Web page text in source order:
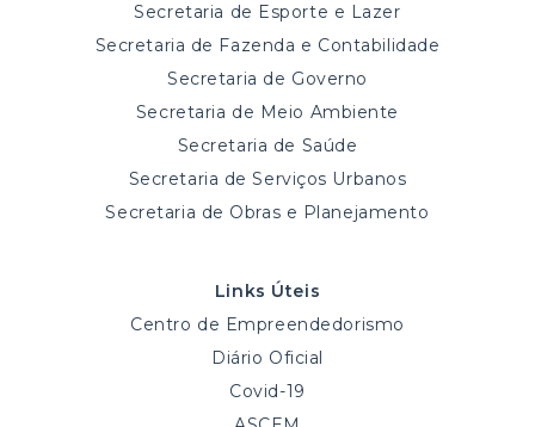
Secretaria de Esporte e Lazer
Secretaria de Fazenda e Contabilidade
Secretaria de Governo
Secretaria de Meio Ambiente
Secretaria de Saúde
Secretaria de Serviços Urbanos
Secretaria de Obras e Planejamento
Links Úteis
Centro de Empreendedorismo
Diário Oficial
Covid-19